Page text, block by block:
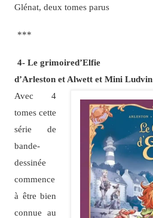
Glénat, deux tomes parus
***
4- Le grimoired’Elfie
d’Arleston et Alwett et Mini Ludvin
Avec 4
tomes cette
série de
bande-
dessinée
commence
à être bien
connue au